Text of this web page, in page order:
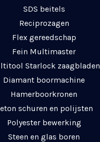
SDS beitels
Reciprozagen
Flex gereedschap
Fein Multimaster
Starlock zaagbladen
Diamant boormachine
Hamerboorkronen
schuren en polijsten
Polyester bewerking
Steen en glas boren